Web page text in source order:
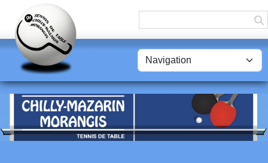
Panneau de gestion des cookies